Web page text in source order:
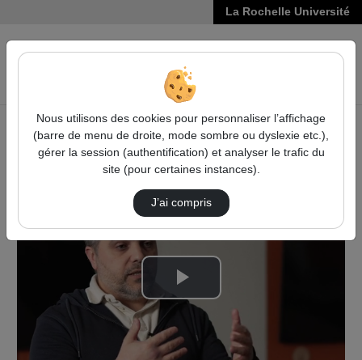
La Rochelle Université
VIDÉOS
Accueil
Vidéos
Unlocking the vast knowledge held in analog …
Lire
la
Nous utilisons des cookies pour personnaliser l’affichage
(barre de menu de droite, mode sombre ou dyslexie etc.),
gérer la session (authentification) et analyser le trafic du
site (pour certaines instances).
J’ai compris